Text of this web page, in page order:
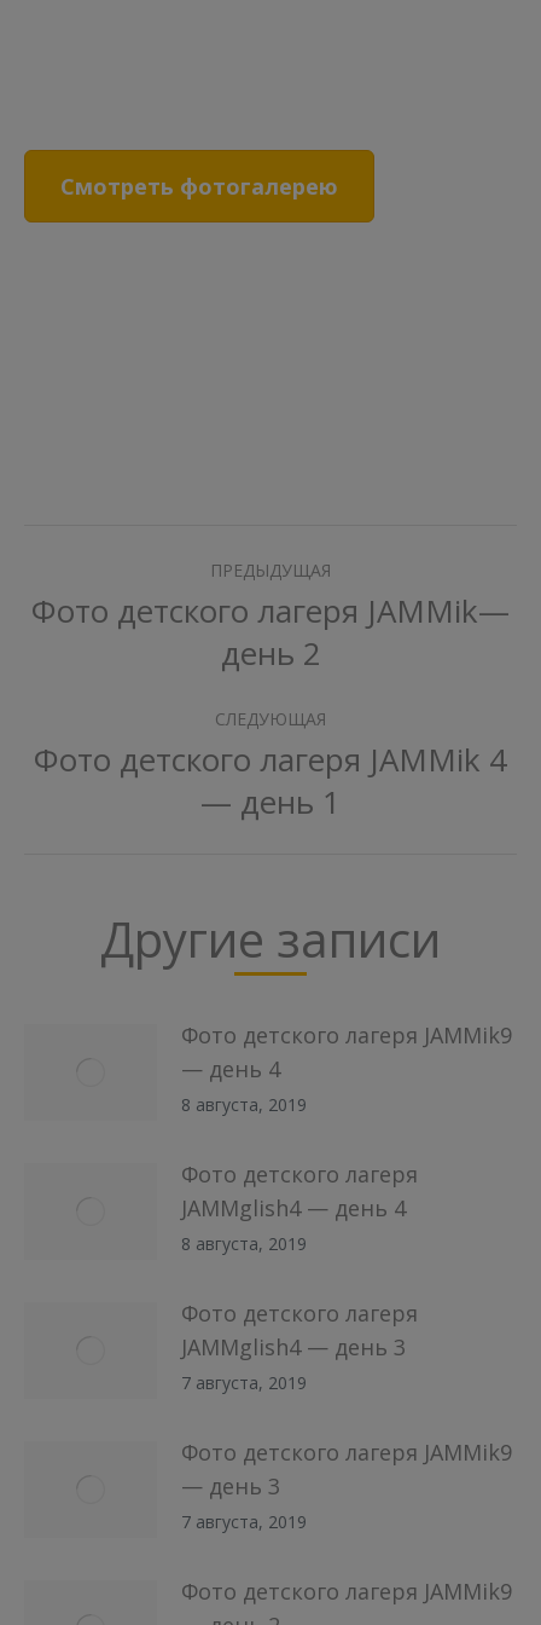
Смотреть фотогалерею
Навигация
по
записям
ПРЕДЫДУЩАЯ
Предыдущая
запись:
Фото детского лагеря JAMMik—
день 2
СЛЕДУЮЩАЯ
Следующая
запись:
Фото детского лагеря JAMMik 4
— день 1
Другие записи
Фото детского лагеря JAMMik9
— день 4
8 августа, 2019
Фото детского лагеря
JAMMglish4 — день 4
8 августа, 2019
Фото детского лагеря
JAMMglish4 — день 3
7 августа, 2019
Фото детского лагеря JAMMik9
— день 3
7 августа, 2019
Фото детского лагеря JAMMik9